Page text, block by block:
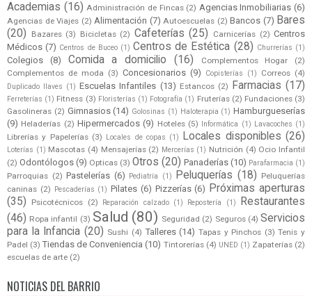
Academias (16) Administración de Fincas (2) Agencias Inmobiliarias (6)
Agencias de Viajes (2) Alimentación (7) Autoescuelas (2) Bancos (7) Bares
(20)
Bazares (3) Bicicletas (2) Cafeterías (25) Carnicerías (2) Centros
Médicos (7) Centros de Buceo (1) Centros de Estética (28) Churrerías (1)
Colegios (8) Comida a domicilio (16) Complementos Hogar
(2)
Complementos de moda (3) Concesionarios (9) Copisterías (1) Correos (4)
Duplicado llaves (1) Escuelas Infantiles (13) Estancos (2) Farmacias (17)
Ferreterías (1) Fitness (3) Floristerías (1) Fotografía (1) Fruterías (2) Fundaciones (3)
Gasolineras (2) Gimnasios (14) Golosinas (1) Haloterapia (1) Hamburgueserías
(9) Heladerías (2) Hipermercados (9) Hoteles (5) Informática (1) Lavacoches (1)
Librerías y Papelerías (3) Locales de copas (1) Locales disponibles (26)
Loterías (1) Mascotas (4) Mensajerías (2) Mercerías (1) Nutrición (4) Ocio Infantil
(2) Odontólogos (9) Opticas (3) Otros (20) Panaderías (10) Parafarmacia (1)
Parroquias (2) Pastelerías (6) Pediatría (1) Peluquerías (18) Peluquerías
caninas (2) Pescaderías (1) Pilates (6) Pizzerías (6) Próximas aperturas
(35)
Psicotécnicos (2) Reparación calzado (1) Repostería (1)
Restaurantes
(46) Ropa infantil (3) Salud (80) Seguridad (2) Seguros (4) Servicios
para la Infancia (20) Sushi (4) Talleres (14) Tapas y Pinchos (3) Tenis y
Padel (3) Tiendas de Conveniencia (10) Tintorerías (4) UNED (1) Zapaterías (2)
escuelas de arte (2)
NOTICIAS DEL BARRIO